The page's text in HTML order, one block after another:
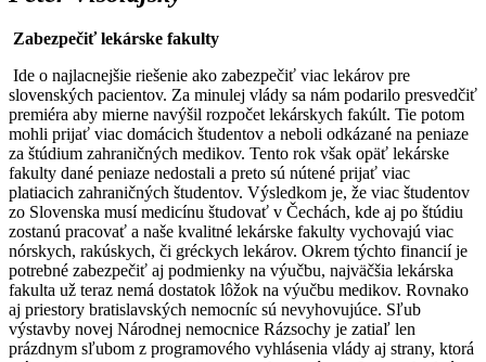
Zabezpečiť lekárske fakulty
Ide o najlacnejšie riešenie ako zabezpečiť viac lekárov pre
slovenských pacientov. Za minulej vlády sa nám podarilo presvedčiť
premiéra aby mierne navýšil rozpočet lekárskych fakúlt. Tie potom
mohli prijať viac domácich študentov a neboli odkázané na peniaze
za štúdium zahraničných medikov. Tento rok však opäť lekárske
fakulty dané peniaze nedostali a preto sú nútené prijať viac
platiacich zahraničných študentov. Výsledkom je, že viac študentov
zo Slovenska musí medicínu študovať v Čechách, kde aj po štúdiu
zostanú pracovať a naše kvalitné lekárske fakulty vychovajú viac
nórskych, rakúskych, či gréckych lekárov. Okrem týchto financií je
potrebné zabezpečiť aj podmienky na výučbu, najväčšia lekárska
fakulta už teraz nemá dostatok lôžok na výučbu medikov. Rovnako
aj priestory bratislavských nemocníc sú nevyhovujúce. Sľub
výstavby novej Národnej nemocnice Rázsochy je zatiaľ len
prázdnym sľubom z programového vyhlásenia vlády aj strany, ktorá